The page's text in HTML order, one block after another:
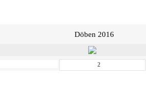
Döben 2016